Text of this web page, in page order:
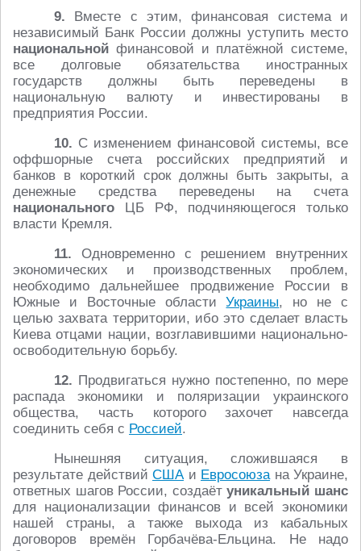
9. Вместе с этим, финансовая система и
независимый Банк России должны уступить место
национальной финансовой и платёжной системе,
все долговые обязательства иностранных
государств должны быть переведены в
национальную валюту и инвестированы в
предприятия России.
10. С изменением финансовой системы, все
оффшорные счета российских предприятий и
банков в короткий срок должны быть закрыты, а
денежные средства переведены на счета
национального ЦБ РФ, подчиняющегося только
власти Кремля.
11. Одновременно с решением внутренних
экономических и производственных проблем,
необходимо дальнейшее продвижение России в
Южные и Восточные областиУкраины, но не с
целью захвата территории, ибо это сделает власть
Киева отцами нации, возглавившими национально-
освободительную борьбу.
12. Продвигаться нужно постепенно, по мере
распада экономики и поляризации украинского
общества, часть которого захочет навсегда
соединить себя с Россией.
Нынешняя ситуация, сложившаяся в
результате действий СШАи Евросоюзана Украине,
ответных шагов России, создаётуникальный шанс
для национализации финансов и всей экономики
нашей страны, а также выхода из кабальных
договоров времён Горбачёва-Ельцина. Не надо